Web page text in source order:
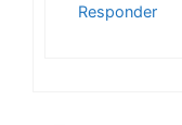
Responder